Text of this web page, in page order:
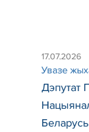
17.07.2026
Увазе
Дэпутат